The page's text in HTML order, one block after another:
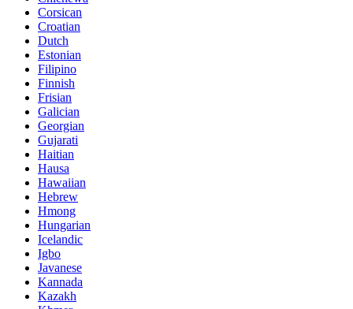
Corsican
Croatian
Dutch
Estonian
Filipino
Finnish
Frisian
Galician
Georgian
Gujarati
Haitian
Hausa
Hawaiian
Hebrew
Hmong
Hungarian
Icelandic
Igbo
Javanese
Kannada
Kazakh